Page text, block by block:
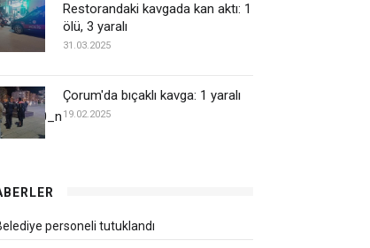
Restorandaki kavgada kan aktı: 1
ölü, 3 yaralı
31.03.2025
Çorum'da bıçaklı kavga: 1 yaralı
19.02.2025
personeli tutuklandı